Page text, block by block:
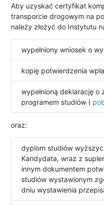
Aby uzyskać certyfikat
transporcie drogowym na
należy złożyć do Instytutu
wypełniony wniosek o
kopię potwierdzenia
wypełnioną deklarację
programem studiów (
oraz:
dyplom studiów
Kandydata, wraz z
innym dokumentem
studiów wystawionym
dniu wystawienia